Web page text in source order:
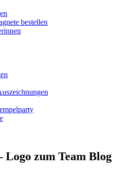
bestellen
zum Team Blog